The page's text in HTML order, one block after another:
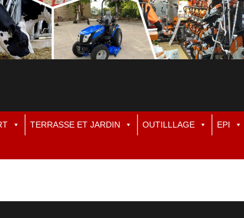
TERRASSE ET JARDIN OUTILLLAGE EPI